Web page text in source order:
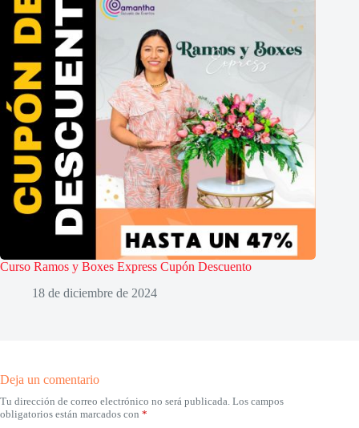
Curso Ramos y Boxes Express Cupón Descuento
18 de diciembre de 2024
Deja un comentario
Tu dirección de correo electrónico no será publicada. Los campos
obligatorios están marcados con *